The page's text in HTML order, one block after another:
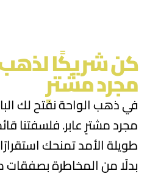
كن شريكًا
مجرد مشترٍ
في ذهب الواحة نفتح لك
مجرد مشترٍ عابر. فلسفتنا
طويلة الأمد تمنحك
بدلًا من المخاطرة